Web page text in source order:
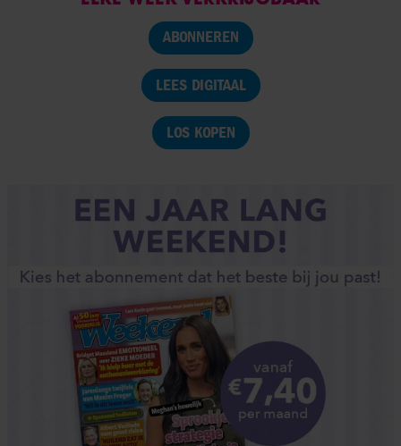
ABONNEREN
LEES DIGITAAL
LOS KOPEN